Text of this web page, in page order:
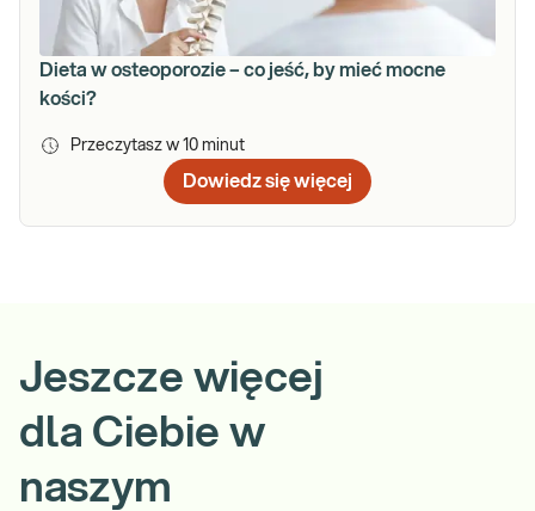
Dieta w osteoporozie – co jeść, by mieć mocne
kości?
Przeczytasz w 10 minut
Dowiedz się więcej
Jeszcze więcej
dla Ciebie w
naszym